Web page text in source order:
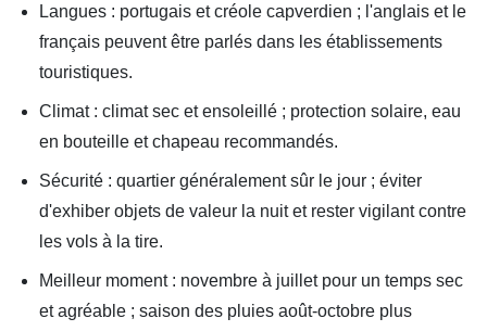
Langues : portugais et créole capverdien ; l'anglais et le
français peuvent être parlés dans les établissements
touristiques.
Climat : climat sec et ensoleillé ; protection solaire, eau
en bouteille et chapeau recommandés.
Sécurité : quartier généralement sûr le jour ; éviter
d'exhiber objets de valeur la nuit et rester vigilant contre
les vols à la tire.
Meilleur moment : novembre à juillet pour un temps sec
et agréable ; saison des pluies août-octobre plus